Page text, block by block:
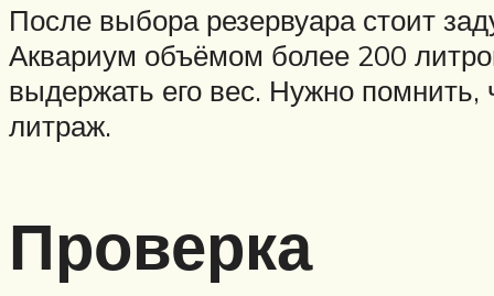
После выбора резервуара стоит
Аквариум объёмом более 200
выдержать его вес. Нужно
литраж.
Проверка